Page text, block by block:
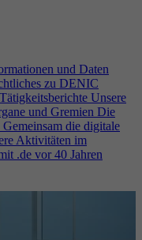
und Daten
zu DENIC
Tätigkeitsberichte Unsere
und Gremien Die
Gemeinsam die digitale
Aktivitäten im
.de vor 40 Jahren